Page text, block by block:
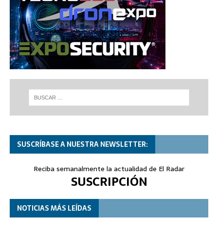
SUSCRÍBASE A NUESTRA NEWSLETTER:
Reciba semanalmente la actualidad de El Radar
SUSCRIPCIÓN
NOTICIAS MÁS LEÍDAS